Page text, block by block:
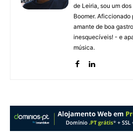
de Leiria, sou um
Boomer.
amante de boa
inesquecíveis! - e
música.